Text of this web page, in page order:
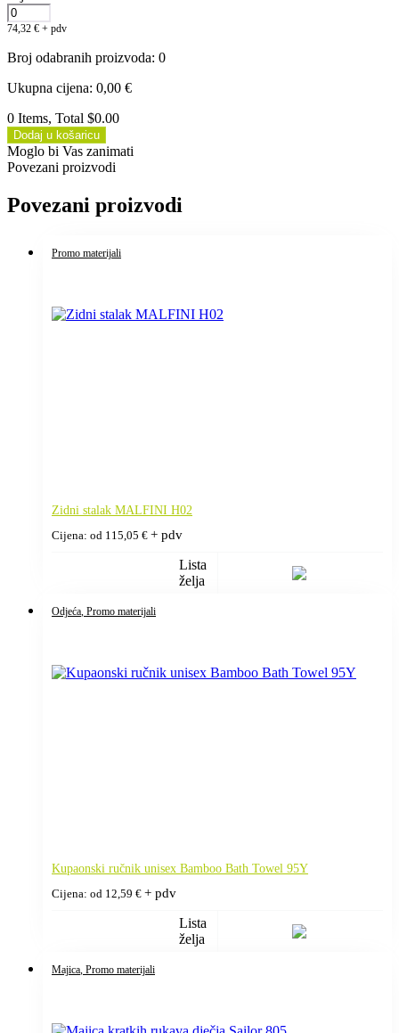
74,32 € + pdv
Broj odabranih proizvoda: 0
Ukupna cijena: 0,00 €
0 Items, Total $0.00
Dodaj u košaricu
Moglo bi Vas zanimati
Povezani proizvodi
Povezani proizvodi
Promo materijali
Zidni stalak MALFINI H02
Cijena: od 115,05 € + pdv
Lista
želja
Odjeća , Promo materijali
Kupaonski ručnik unisex Bamboo Bath Towel 95Y
Cijena: od 12,59 € + pdv
Lista
želja
Majica , Promo materijali